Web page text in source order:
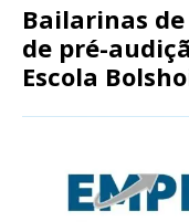
Bailarinas
de pré-
Escola